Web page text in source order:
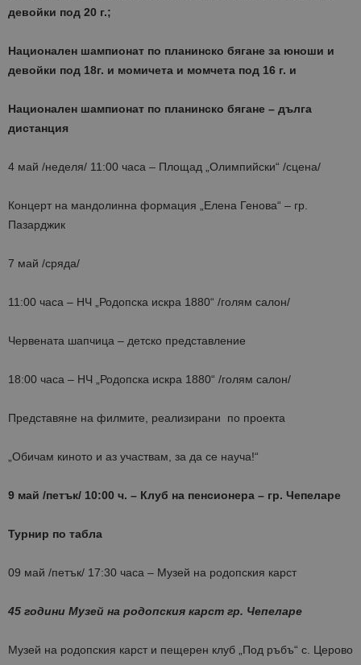
девойки под 20 г.;
Национален шампионат по планинско бягане за юноши и
девойки под 18г. и момичета и момчета под 16 г. и
Национален шампионат по планинско бягане – дълга
дистанция
4 май /неделя/ 11:00 часа – Площад „Олимпийски“ /сцена/
Концерт на мандолинна формация „Елена Генова“ – гр.
Пазарджик
7 май /сряда/
11:00 часа – НЧ „Родопска искра 1880“ /голям салон/
Червената шапчица – детско представление
18:00 часа – НЧ „Родопска искра 1880“ /голям салон/
Представяне на филмите, реализирани по проекта
„Обичам киното и аз участвам, за да се науча!“
9 май /петък/ 10:00 ч. – Клуб на пенсионера – гр. Чепеларе
Турнир по табла
09 май /петък/ 17:30 часа – Музей на родопския карст
45 години Музей на родопския карст гр. Чепеларе
Музей на родопския карст и пещерен клуб „Под ръбъ“ с. Церово